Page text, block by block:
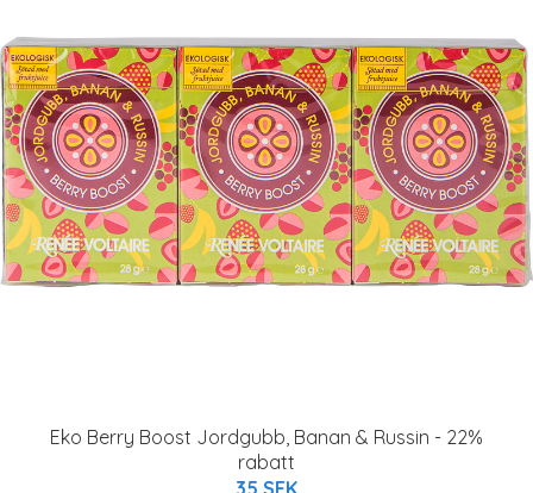
Eko Berry Boost Jordgubb, Banan & Russin - 22%
rabatt
35 SEK